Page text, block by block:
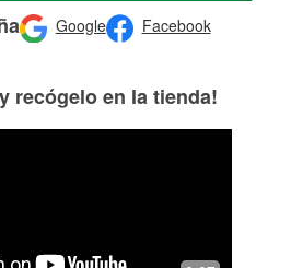
Google Facebook
recógelo en la tienda!